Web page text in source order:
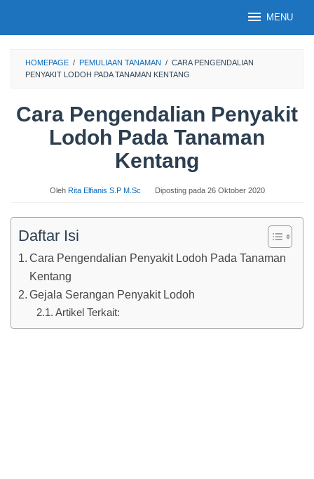
MENU
HOMEPAGE / PEMULIAAN TANAMAN / CARA PENGENDALIAN
PENYAKIT LODOH PADA TANAMAN KENTANG
Cara Pengendalian Penyakit
Lodoh Pada Tanaman
Kentang
Oleh Rita Elfianis S.P M.Sc Diposting pada 26 Oktober 2020
Daftar Isi
Cara Pengendalian Penyakit Lodoh Pada Tanaman
Kentang
Gejala Serangan Penyakit Lodoh
Artikel Terkait: